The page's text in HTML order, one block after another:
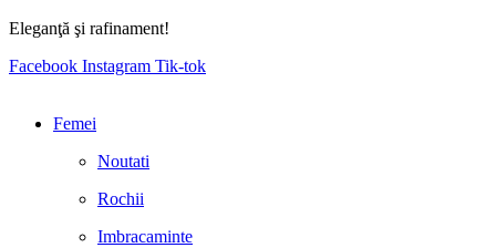
Eleganţă şi rafinament!
Facebook Instagram Tik-tok
Femei
Noutati
Rochii
Imbracaminte